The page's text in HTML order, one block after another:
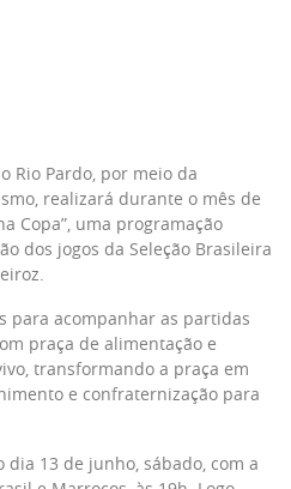
Rio Pardo, por meio da
realizará durante o mês de
Copa”, uma programação
dos jogos da Seleção Brasileira
para acompanhar as partidas
praça de alimentação e
transformando a praça em
e confraternização para
13 de junho, sábado, com a